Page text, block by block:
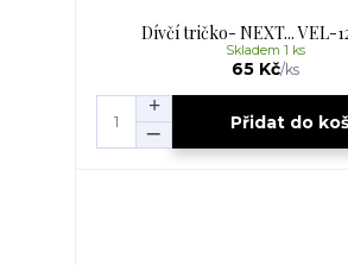
Dívčí tričko- NEXT... VEL-
65 Kč/ks
Skladem 1 ks
Přidat do